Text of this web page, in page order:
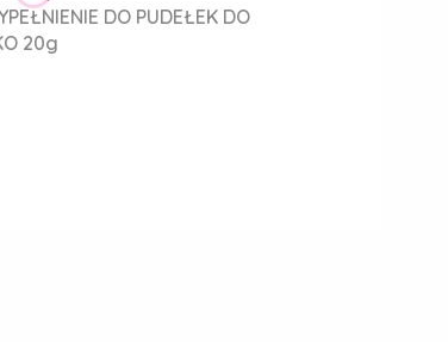
DO PUDEŁEK DO
20g